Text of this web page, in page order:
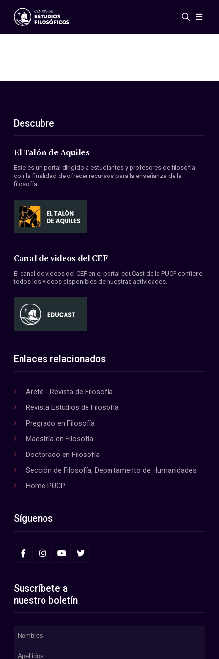
Eventos
ES
EN
Acerca de nosotros
Miembros
Convenios
Descubre
El Talón de Aquiles
Este es un portal dirigido a estudiantes y profesores de filosofía
con la finalidad de ofrecer recursos para la enseñanza de la
filosofía.
Canal de videos del CEF
El canal de videos del CEF en el portal eduCast de la PUCP contiene
todos los videos disponibles de nuestras actividades.
Enlaces relacionados
Areté - Revista de Filosofía
Revista Estudios de Filosofía
Pregrado en Filosofía
Maestría en Filosofía
Doctorado en Filosofía
Sección de Filosofía, Departamento de Humanidades
Home PUCP
Síguenos
Suscríbete a
nuestro boletín